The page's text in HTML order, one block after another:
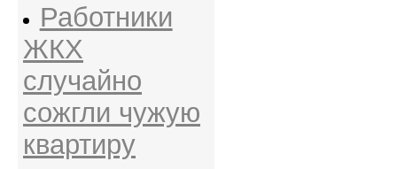
Работники
ЖКХ
случайно
сожгли чужую
квартиру